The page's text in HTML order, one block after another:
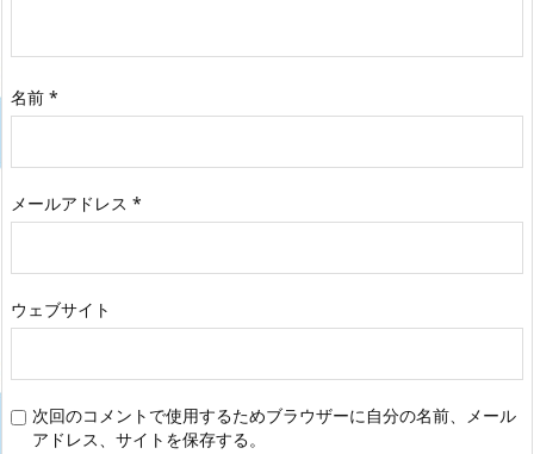
名前 *
メールアドレス *
ウェブサイト
次回のコメントで使用するためブラウザーに自分の名前、メール
アドレス、サイトを保存する。